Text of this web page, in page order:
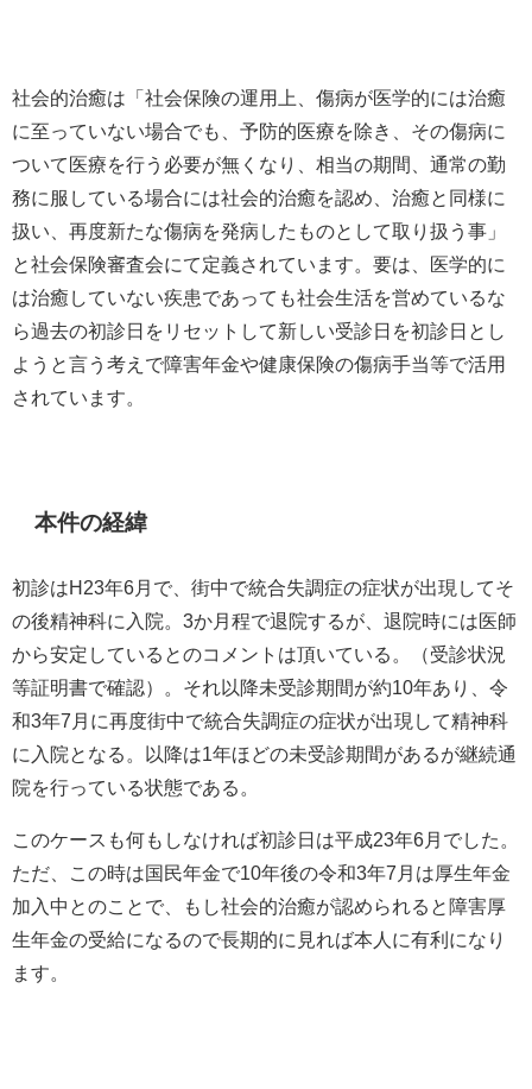
社会的治癒は「社会保険の運用上、傷病が医学的には治癒
に至っていない場合でも、予防的医療を除き、その傷病に
ついて医療を行う必要が無くなり、相当の期間、通常の勤
務に服している場合には社会的治癒を認め、治癒と同様に
扱い、再度新たな傷病を発病したものとして取り扱う事」
と社会保険審査会にて定義されています。要は、医学的に
は治癒していない疾患であっても社会生活を営めているな
ら過去の初診日をリセットして新しい受診日を初診日とし
ようと言う考えで障害年金や健康保険の傷病手当等で活用
されています。
本件の経緯
初診はH23年6月で、街中で統合失調症の症状が出現してそ
の後精神科に入院。 3か月程で退院するが、退院時には医師
から安定しているとのコメントは頂いている。（受診状況
等証明書で確認）。それ以降未受診期間が約10年あり、令
和3年7 月に再度街中で統合失調症の症状が出現して精神科
に入院となる。以降は1年ほどの未受診期間があるが継続通
院を行っている状態である。
このケースも何もしなければ初診日は平成23年6月でした。
ただ、この時は国民年金で10年後の令和3年7 月は厚生年金
加入中とのことで、もし社会的治癒が認められると障害厚
生年金の受給になるので長期的に見れば本人に有利になり
ます。